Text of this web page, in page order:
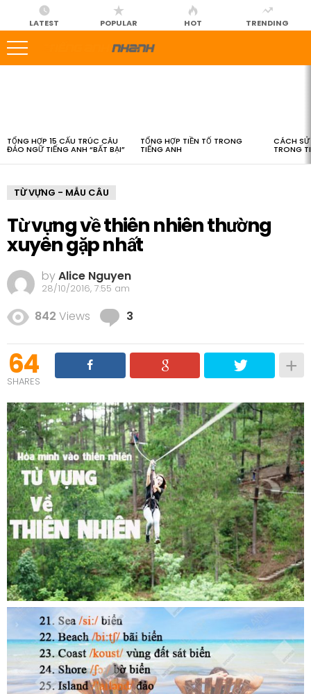
LATEST POPULAR HOT TRENDING
TỔNG HỢP 15 CẤU TRÚC CÂU
ĐẢO NGỮ TIẾNG ANH “BẤT BẠI”
TỔNG HỢP TIỀN TỐ TRONG
TIẾNG ANH
CÁCH SỬ
TRONG
TỪ VỰNG - MẪU CÂU
Từ vựng về thiên nhiên thường
xuyên gặp nhất
byAlice Nguyen
28/10/2016, 7:55 am
842 Views 3
64
SHARES